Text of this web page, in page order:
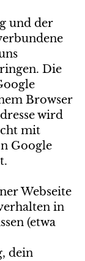
und der
Die
Browser
wird
mit
Google
Webseite
in
(etwa
dein